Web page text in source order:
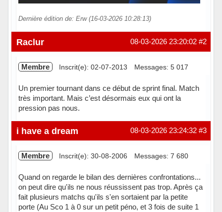
Dernière édition de: Erw (16-03-2026 10:28:13)
Hors ligne #2
08-03-2026 23:20:02
Raclur
Membre Inscrit(e): 02-07-2013 Messages: 5 017
Un premier tournant dans ce début de sprint final. Match
très important. Mais c’est désormais eux qui ont la
pression pas nous.
Hors ligne #3
08-03-2026 23:24:32
i have a dream
Membre Inscrit(e): 30-08-2006 Messages: 7 680
Quand on regarde le bilan des dernières confrontations...
on peut dire qu'ils ne nous réussissent pas trop. Après ça
fait plusieurs matchs qu'ils s'en sortaient par la petite
porte (Au Sco 1 à 0 sur un petit péno, et 3 fois de suite 1